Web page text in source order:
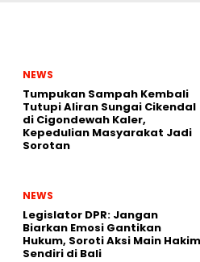
NEWS
Tumpukan Sampah Kembali
Tutupi Aliran Sungai Cikendal
di Cigondewah Kaler,
Kepedulian Masyarakat Jadi
Sorotan
NEWS
Legislator DPR: Jangan
Biarkan Emosi Gantikan
Hukum, Soroti Aksi Main Hakim
Sendiri di Bali